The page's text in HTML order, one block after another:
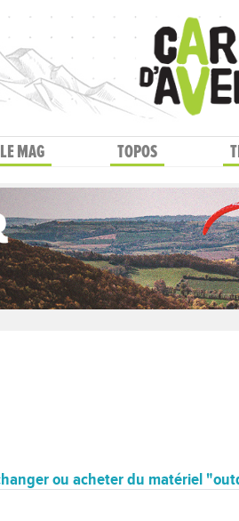
LE MAG TOPOS
ou acheter du matériel